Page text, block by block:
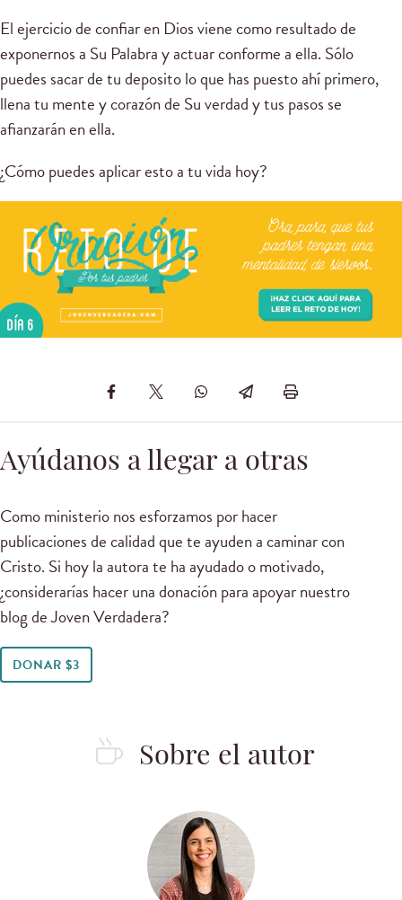
El ejercicio de confiar en Dios viene como resultado de
exponernos a Su Palabra y actuar conforme a ella. Sólo
puedes sacar de tu deposito lo que has puesto ahí primero,
llena tu mente y corazón de Su verdad y tus pasos se
afianzarán en ella.
¿Cómo puedes aplicar esto a tu vida hoy?
Ayúdanos a llegar a otras
Como ministerio nos esforzamos por hacer
publicaciones de calidad que te ayuden a caminar con
Cristo. Si hoy la autora te ha ayudado o motivado,
¿considerarías hacer una donación para apoyar nuestro
blog de Joven Verdadera?
DONAR $3
Sobre el autor